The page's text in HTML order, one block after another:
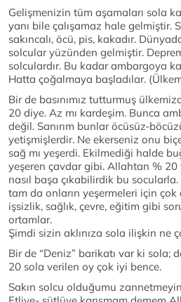
Gelişmenizin tüm aşamaları sola
yanı bile çalışamaz hale gelmiştir.
sakıncalı, öcü, pis, kakadır.
solcular yüzünden gelmiştir.
solculardır. Bu kadar ambargoya
Hatta çoğalmaya başladılar.
Bir de basınımız tutturmuş
20 diye. Az mı kardeşim. Bunca
değil. Sanırım bunlar öcüsüz-
yetişmişlerdir. Ne ekerseniz onu
sağ mı yeşerdi. Ekilmediği halde
yeşeren çavdar gibi. Allahtan %
nasıl başa çıkabilirdik bu
tam da onların yeşermeleri için
işsizlik, sağlık, çevre, eğitim gibi
ortamlar.
Şimdi sizin aklınıza sola ilişkin ne
Bir de “Deniz” barikatı var ki sola;
20 sola verilen oy çok iyi bence.
Sakın solcu olduğumu